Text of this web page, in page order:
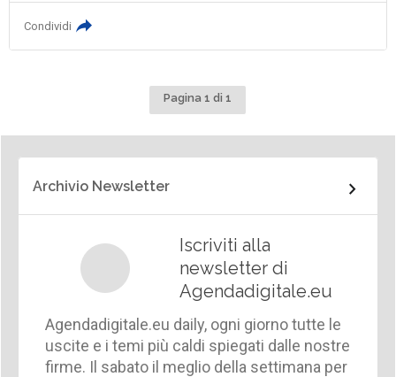
Condividi
Pagina 1 di 1
Archivio Newsletter
Iscriviti alla
newsletter di
Agendadigitale.eu
Agendadigitale.eu daily, ogni giorno tutte le
uscite e i temi più caldi spiegati dalle nostre
firme. Il sabato il meglio della settimana per